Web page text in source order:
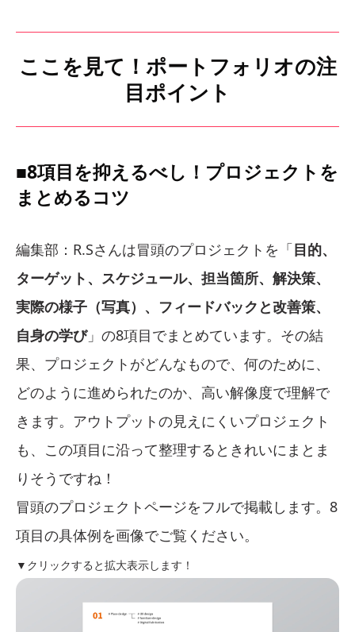
ここを見て！ポートフォリオの注
目ポイント
■8項目を抑えるべし！プロジェクトを
まとめるコツ
編集部：R.Sさんは冒頭のプロジェクトを「目的、
ターゲット、スケジュール、担当箇所、解決策、
実際の様子（写真）、フィードバックと改善策、
自身の学び」の8項目でまとめています。その結
果、プロジェクトがどんなもので、何のために、
どのように進められたのか、高い解像度で理解で
きます。アウトプットの見えにくいプロジェクト
も、この項目に沿って整理するときれいにまとま
りそうですね！
冒頭のプロジェクトページをフルで掲載します。8
項目の具体例を画像でご覧ください。
▼クリックすると拡大表示します！